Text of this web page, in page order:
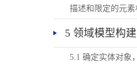
描述和限定的元
5 领域模型构建
5.1 确定实体对象